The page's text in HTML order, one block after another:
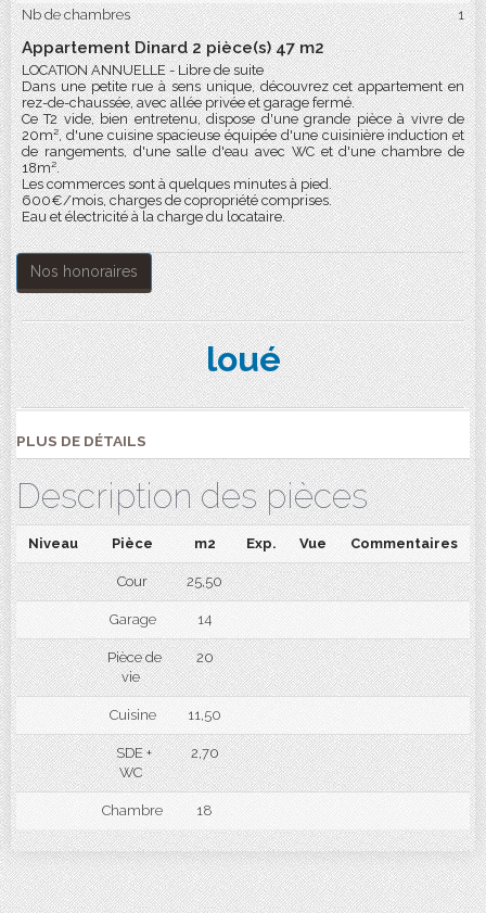
Nb de chambres
1
Appartement Dinard 2 pièce(s) 47 m2
LOCATION ANNUELLE - Libre de suite
Dans une petite rue à sens unique, découvrez cet appartement en
rez-de-chaussée, avec allée privée et garage fermé.
Ce T2 vide, bien entretenu, dispose d'une grande pièce à vivre de
20m², d'une cuisine spacieuse équipée d'une cuisinière induction et
de rangements, d'une salle d'eau avec WC et d'une chambre de
18m².
Les commerces sont à quelques minutes à pied.
600€/mois, charges de copropriété comprises.
Eau et électricité à la charge du locataire.
Nos honoraires
loué
PLUS DE DÉTAILS
Description des pièces
Niveau Pièce m2 Exp. Vue Commentaires
Cour 25,50
Garage 14
Pièce de
vie
20
Cuisine 11,50
SDE +
WC
2,70
Chambre 18